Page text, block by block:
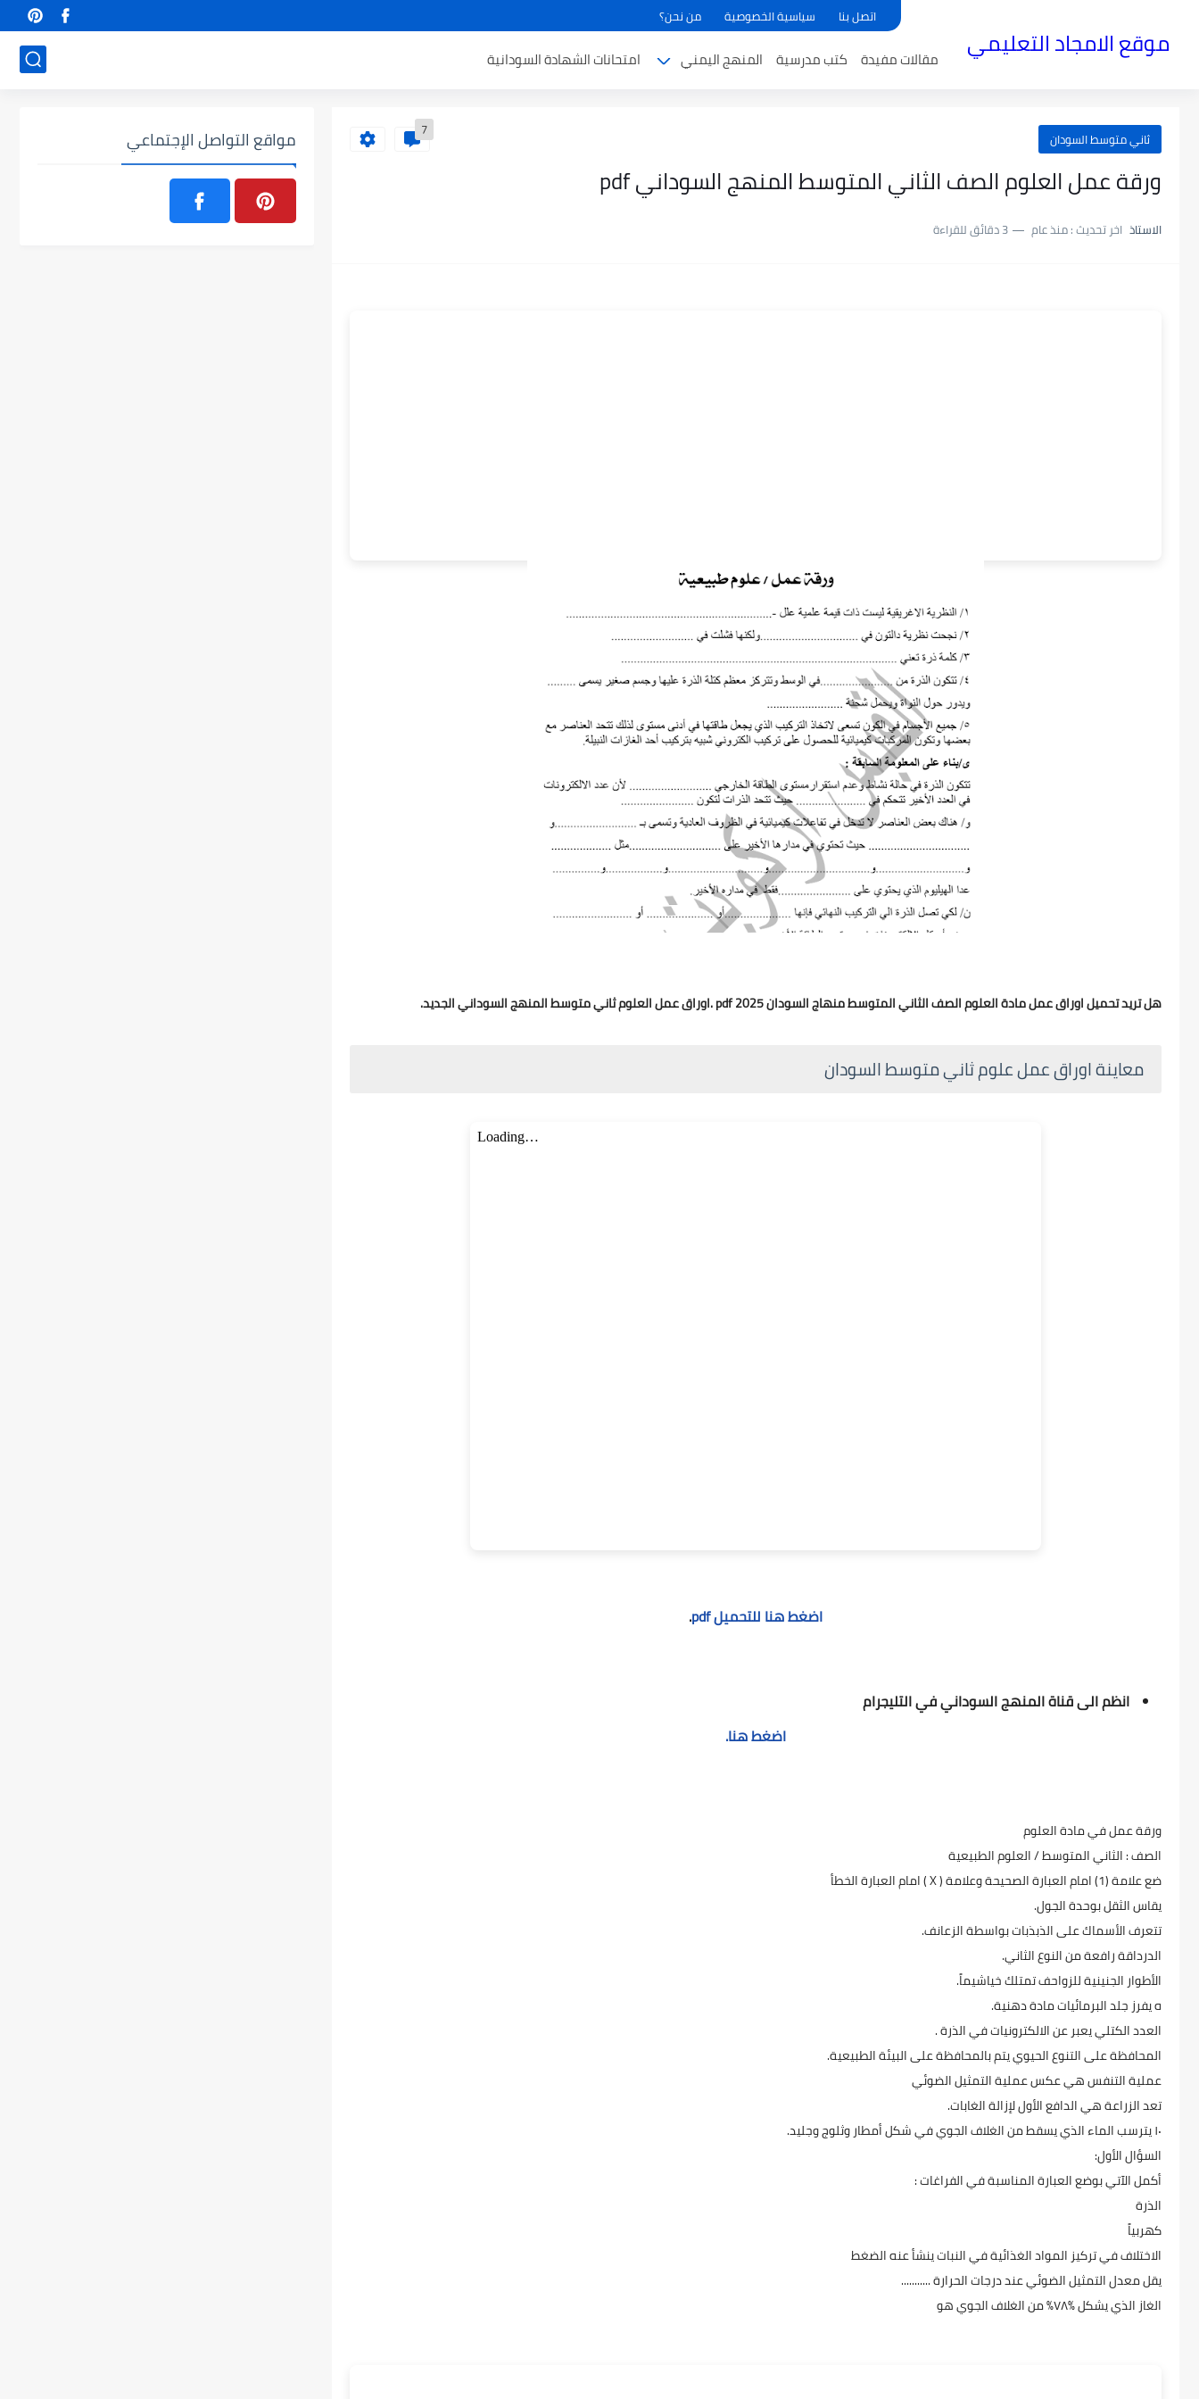
اتصل بنا سياسية الخصوصية من نحن؟
موقع الامجاد التعليمي مقالات مفيدة كتب مدرسية المنهج اليمني امتحانات الشهادة السودانية
ثاني متوسط السودان 7
ورقة عمل العلوم الصف الثاني المتوسط المنهج السوداني pdf
الاستاذ اخر تحديث :منذ عام 3 دقائق للقراءة
هل تريد تحميل اوراق عمل مادة العلوم الصف الثاني المتوسط منهاج السودان 2025 pdf .اوراق عمل العلوم ثاني متوسط المنهج السوداني الجديد.
معاينة اوراق عمل علوم ثاني متوسط السودان
اضغط هنا للتحميل pdf .
انظم الى قناة المنهج السوداني في التليجرام
اضغط هنا.
ورقة عمل في مادة العلوم
الصف : الثاني المتوسط / العلوم الطبيعية
ضع علامة (1) امام العبارة الصحيحة وعلامة ( X ) امام العبارة الخطأ
يقاس الثقل بوحدة الجول.
تتعرف الأسماك على الذبذبات بواسطة الزعانف.
الدرداقة رافعة من النوع الثاني.
الأطوار الجنينية للزواحف تمتلك خياشيماً.
ه يفرز جلد البرمائيات مادة دهنية.
العدد الكتلي يعبر عن الالكترونيات في الذرة .
المحافظة على التنوع الحيوي يتم بالمحافظة على البيئة الطبيعية.
عملية التنفس هي عكس عملية التمثيل الضوئي
تعد الزراعة هي الدافع الأول لإزالة الغابات.
١٠ يترسب الماء الذي يسقط من الغلاف الجوي في شكل أمطار وثلوج وجليد.
السؤال الأول:
أكمل الآتي بوضع العبارة المناسبة في الفراغات :
الذرة
كهربياً
الاختلاف في تركيز المواد الغذائية في النبات ينشأ عنه الضغط
يقل معدل التمثيل الضوئي عند درجات الحرارة ...........
الغاز الذي يشكل %۷۸% من الغلاف الجوي هو
مواقع التواصل الإجتماعي